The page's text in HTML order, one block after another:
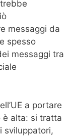
messaggi da
spesso
messaggi tra
a portare
è alta: si tratta
sviluppatori,